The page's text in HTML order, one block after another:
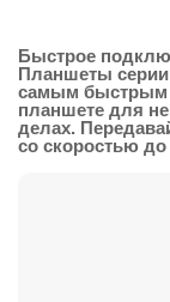
Быстрое
Планшеты
самым быстрым
планшете для
делах.
со скоростью до